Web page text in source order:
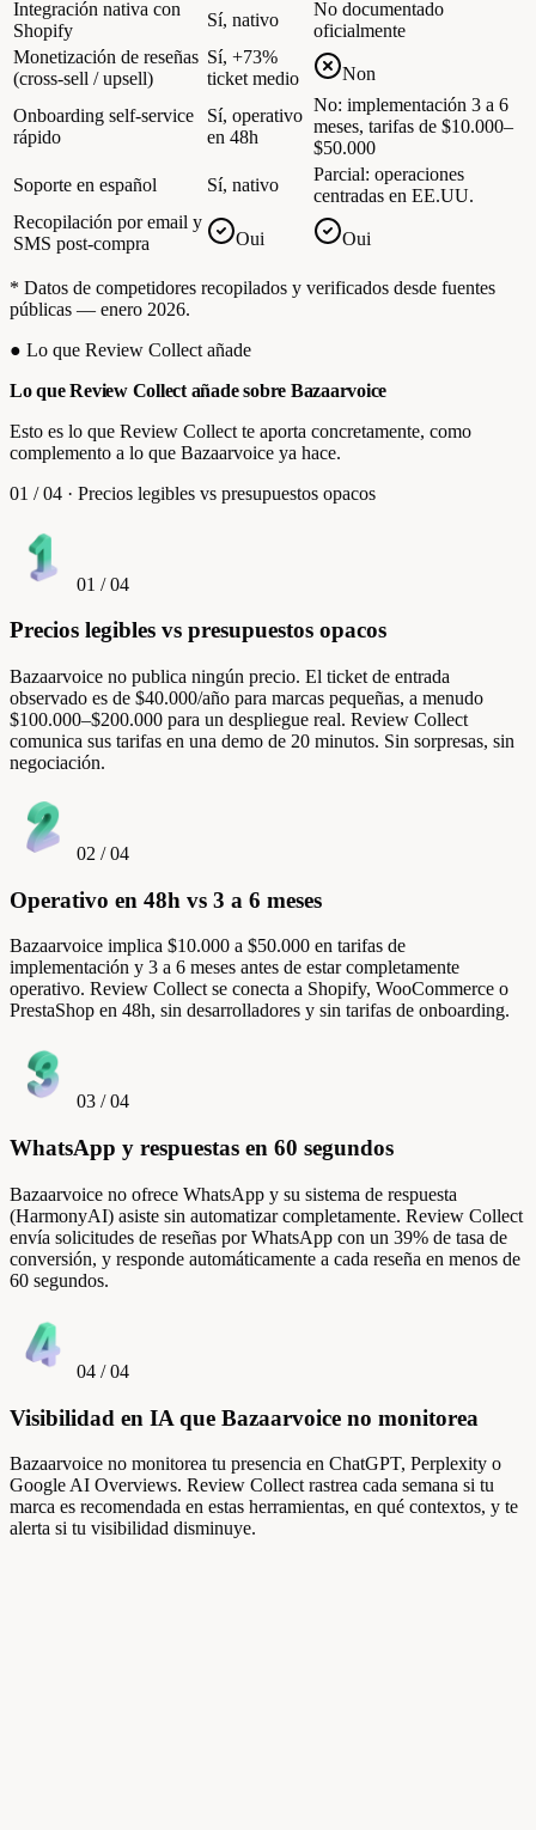
Integración nativa con
Shopify
Sí, nativo
No documentado
oficialmente
Monetización de reseñas
(cross-sell / upsell)
Sí, +73%
ticket medio
Non
Onboarding self-service
rápido
Sí, operativo
en 48h
No: implementación 3 a 6
meses, tarifas de $10.000–
$50.000
Soporte en español
Sí, nativo
Parcial: operaciones
centradas en EE.UU.
Recopilación por email y
SMS post-compra
Oui Oui
* Datos de competidores recopilados y verificados desde fuentes
públicas — enero 2026.
● Lo que Review Collect añade
Lo que Review Collect añade sobre Bazaarvoice
Esto es lo que Review Collect te aporta concretamente, como
complemento a lo que Bazaarvoice ya hace.
01 /04 · Precios legibles vs presupuestos opacos
01 /04
Precios legibles vs presupuestos opacos
Bazaarvoice no publica ningún precio. El ticket de entrada
observado es de $40.000/año para marcas pequeñas, a menudo
$100.000–$200.000 para un despliegue real. Review Collect
comunica sus tarifas en una demo de 20 minutos. Sin sorpresas, sin
negociación.
02 /04
Operativo en 48h vs 3 a 6 meses
Bazaarvoice implica $10.000 a $50.000 en tarifas de
implementación y 3 a 6 meses antes de estar completamente
operativo. Review Collect se conecta a Shopify, WooCommerce o
PrestaShop en 48h, sin desarrolladores y sin tarifas de onboarding.
03 /04
WhatsApp y respuestas en 60 segundos
Bazaarvoice no ofrece WhatsApp y su sistema de respuesta
(HarmonyAI) asiste sin automatizar completamente. Review Collect
envía solicitudes de reseñas por WhatsApp con un 39% de tasa de
conversión, y responde automáticamente a cada reseña en menos de
60 segundos.
04 /04
Visibilidad en IA que Bazaarvoice no monitorea
Bazaarvoice no monitorea tu presencia en ChatGPT, Perplexity o
Google AI Overviews. Review Collect rastrea cada semana si tu
marca es recomendada en estas herramientas, en qué contextos, y te
alerta si tu visibilidad disminuye.